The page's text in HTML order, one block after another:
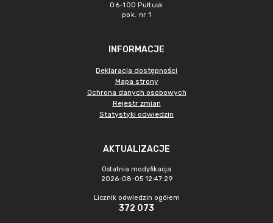
06-100 Pułtusk
pok. nr 1
INFORMACJE
Deklaracja dostępności
Mapa strony
Ochrona danych osobowych
Rejestr zmian
Statystyki odwiedzin
AKTUALIZACJE
Ostatnia modyfikacja
2026-08-05 12:47:29
Licznik odwiedzin ogółem
372 073